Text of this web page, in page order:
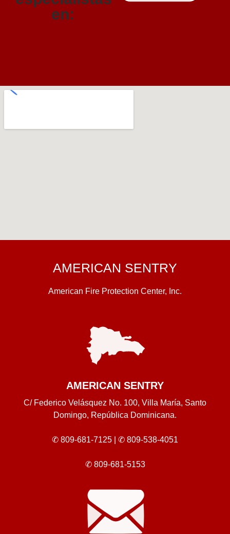
en:
AMERICAN SENTRY
American Fire Protection Center, Inc.
AMERICAN SENTRY
C/ Federico Velásquez No. 100, Villa María, Santo
Domingo, República Dominicana.
✆ 809-681-7125 | ✆ 809-538-4051
✆ 809-681-5153